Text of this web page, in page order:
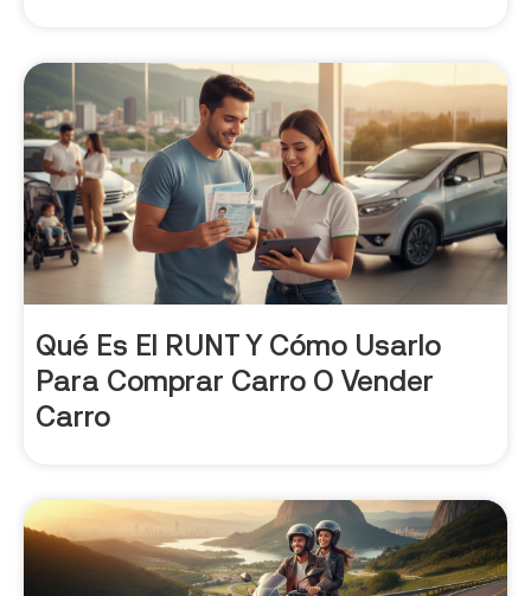
Qué Es El RUNT Y Cómo Usarlo
Para Comprar Carro O Vender
Carro